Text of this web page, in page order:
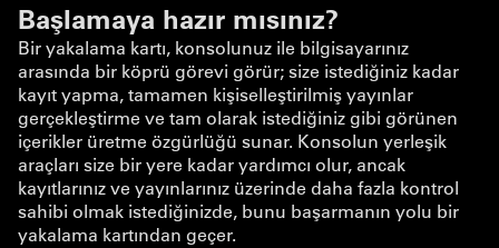
Başlamaya hazır mısınız?
Bir yakalama kartı, konsolunuz ile bilgisayarınız
arasında bir köprü görevi görür; size istediğiniz kadar
kayıt yapma, tamamen kişiselleştirilmiş yayınlar
gerçekleştirme ve tam olarak istediğiniz gibi görünen
içerikler üretme özgürlüğü sunar. Konsolun yerleşik
araçları size bir yere kadar yardımcı olur, ancak
kayıtlarınız ve yayınlarınız üzerinde daha fazla kontrol
sahibi olmak istediğinizde, bunu başarmanın yolu bir
yakalama kartından geçer.